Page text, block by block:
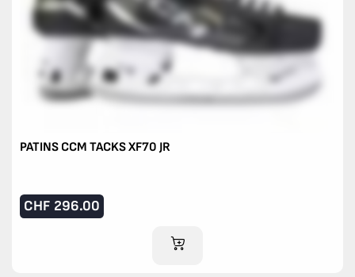
PATINS CCM TACKS XF70 JR
CHF 296.00
AJOUTER AU PANIER